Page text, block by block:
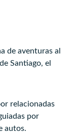
de aventuras al
Santiago, el
relacionadas
por
autos.